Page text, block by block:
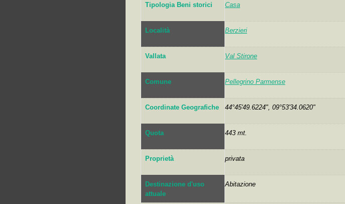
Tipologia Beni storici Casa
Località Berzieri
Vallata Val Stirone
Comune Pellegrino Parmense
Coordinate Geografiche 44°45'49.6224", 09°53'34.0620"
Quota 443 mt.
Proprietà privata
Destinazione d'uso
attuale
Abitazione